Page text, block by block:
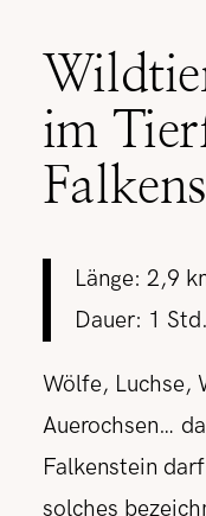
im
Länge: 2,9
Dauer: 1
Wölfe, Luchse,
Auerochsen…
Falkenstein
solches